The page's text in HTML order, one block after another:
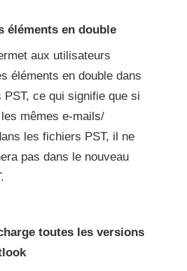
éléments en double
aux utilisateurs
éléments en double dans
PST, ce qui signifie que si
mêmes e-mails/
les fichiers PST, il ne
pas dans le nouveau
toutes les versions